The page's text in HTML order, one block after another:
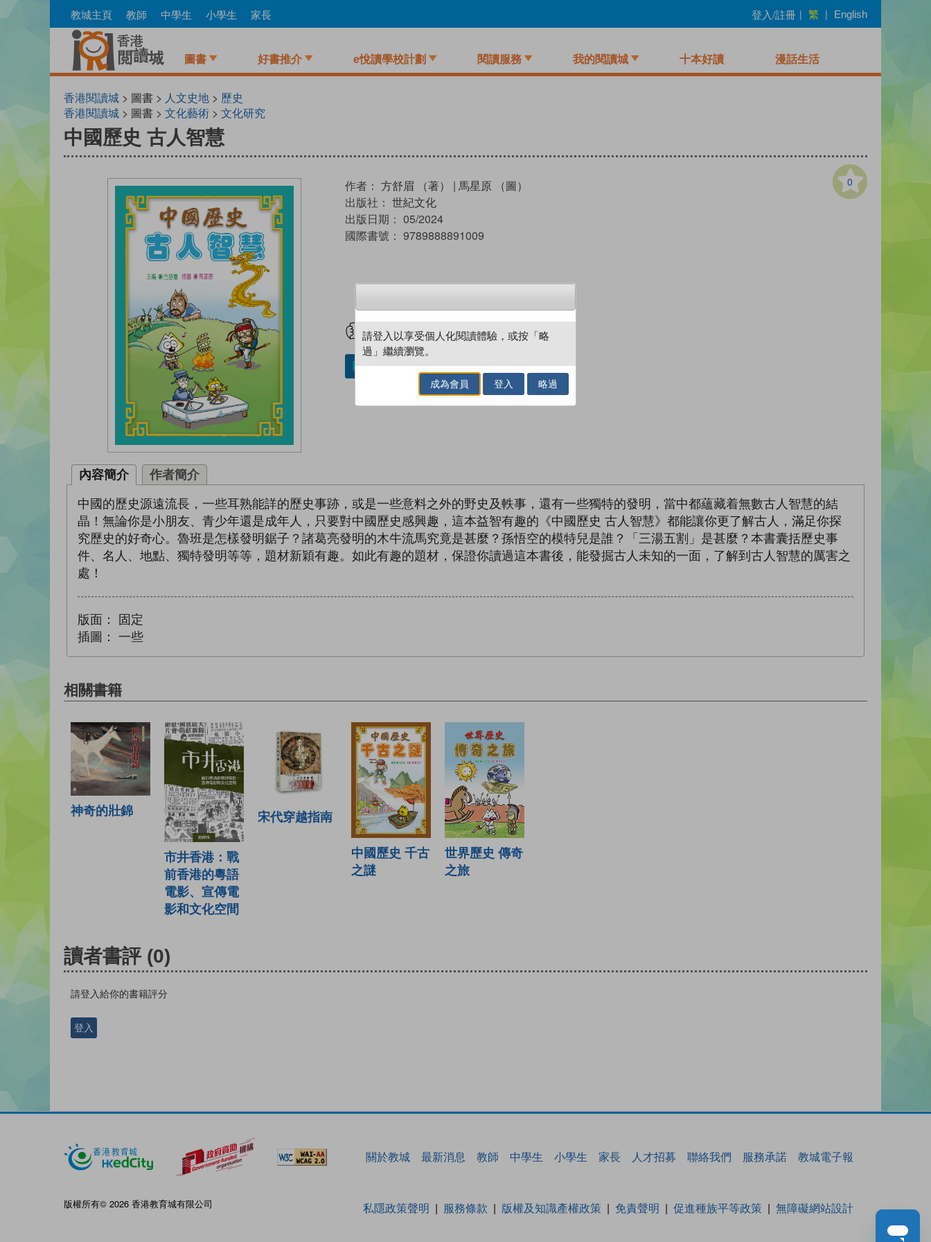
to
教城主頁 教師 中學生 小學生 家長 登入/註冊 | 繁 | English
圖書 好書推介 e悅讀學校計劃 閱讀服務 我的閱讀城 十本好讀 漫話生活
香港閱讀城 > 圖書 > 人文史地 > 歷史
香港閱讀城 > 圖書 > 文化藝術 > 文化研究
中國歷史 古人智慧
0
作者： 方舒眉 （著） | 馬星原 （圖）
出版社： 世紀文化
出版日期： 05/2024
國際書號： 9789888891009
試閲 加入閱讀紀錄
加入／閱讀電子書
內容簡介 作者簡介
中國的歷史源遠流長，一些耳熟能詳的歷史事跡，或是一些意料之外的野史及軼事，還有一些獨特的發明，當中都蘊藏着無數古人智慧的結
晶！無論你是小朋友、青少年還是成年人，只要對中國歷史感興趣，這本益智有趣的《中國歷史 古人智慧》都能讓你更了解古人，滿足你探
究歷史的好奇心。魯班是怎樣發明鋸子？諸葛亮發明的木牛流馬究竟是甚麼？孫悟空的模特兒是誰？「三湯五割」是甚麼？本書囊括歷史事
件、名人、地點、獨特發明等等，題材新穎有趣。如此有趣的題材，保證你讀過這本書後，能發掘古人未知的一面，了解到古人智慧的厲害之
處！
版面：
固定
插圖：
一些
相關書籍
神奇的壯錦
市井香港：戰
前香港的粵語
電影、宣傳電
影和文化空間
宋代穿越指南
中國歷史 千古
之謎
世界歷史 傳奇
之旅
讀者書評 (0)
請登入給你的書籍評分
登入
關於教城 最新消息 教師 中學生 小學生 家長 人才招募 聯絡我們 服務承諾 教城電子報
版權所有© 2026 香港教育城有限公司 私隱政策聲明 服務條款 版權及知識產權政策 免責聲明 促進種族平等政策 無障礙網站設計
請登入以享受個人化閱讀體驗，或按「略
過」繼續瀏覽。
成為會員 登入 略過